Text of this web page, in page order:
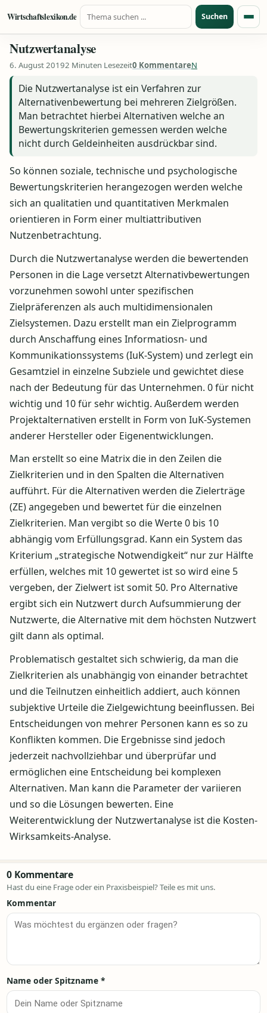
Zum Inhalt springen
Wirtschaftslexikon.de
Suche nach:
Suchen
Nutzwertanalyse
6. August 20192 Minuten Lesezeit0 KommentareN
Die Nutzwertanalyse ist ein Verfahren zur
Alternativenbewertung bei mehreren Zielgrößen.
Man betrachtet hierbei Alternativen welche an
Bewertungskriterien gemessen werden welche
nicht durch Geldeinheiten ausdrückbar sind.
So können soziale, technische und psychologische
Bewertungskriterien herangezogen werden welche
sich an qualitatien und quantitativen Merkmalen
orientieren in Form einer multiattributiven
Nutzenbetrachtung.
Durch die Nutzwertanalyse werden die bewertenden
Personen in die Lage versetzt Alternativbewertungen
vorzunehmen sowohl unter spezifischen
Zielpräferenzen als auch multidimensionalen
Zielsystemen. Dazu erstellt man ein Zielprogramm
durch Anschaffung eines Informatiosn- und
Kommunikationssystems (IuK-System) und zerlegt ein
Gesamtziel in einzelne Subziele und gewichtet diese
nach der Bedeutung für das Unternehmen. 0 für nicht
wichtig und 10 für sehr wichtig. Außerdem werden
Projektalternativen erstellt in Form von IuK-Systemen
anderer Hersteller oder Eigenentwicklungen.
Man erstellt so eine Matrix die in den Zeilen die
Zielkriterien und in den Spalten die Alternativen
aufführt. Für die Alternativen werden die Zielerträge
(ZE) angegeben und bewertet für die einzelnen
Zielkriterien. Man vergibt so die Werte 0 bis 10
abhängig vom Erfüllungsgrad. Kann ein System das
Kriterium „strategische Notwendigkeit“ nur zur Hälfte
erfüllen, welches mit 10 gewertet ist so wird eine 5
vergeben, der Zielwert ist somit 50. Pro Alternative
ergibt sich ein Nutzwert durch Aufsummierung der
Nutzwerte, die Alternative mit dem höchsten Nutzwert
gilt dann als optimal.
Problematisch gestaltet sich schwierig, da man die
Zielkriterien als unabhängig von einander betrachtet
und die Teilnutzen einheitlich addiert, auch können
subjektive Urteile die Zielgewichtung beeinflussen. Bei
Entscheidungen von mehrer Personen kann es so zu
Konflikten kommen. Die Ergebnisse sind jedoch
jederzeit nachvollziehbar und überprüfar und
ermöglichen eine Entscheidung bei komplexen
Alternativen. Man kann die Parameter der variieren
und so die Lösungen bewerten. Eine
Weiterentwicklung der Nutzwertanalyse ist die Kosten-
Wirksamkeits-Analyse.
0 Kommentare
Hast du eine Frage oder ein Praxisbeispiel? Teile es mit uns.
Kommentar
Name oder Spitzname *